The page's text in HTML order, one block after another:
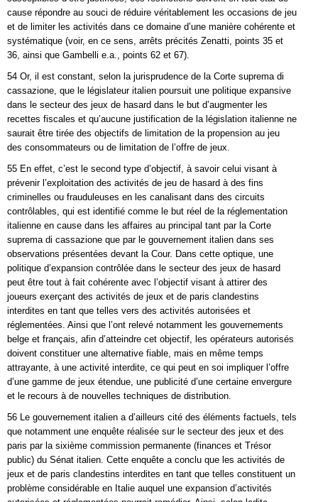
cause répondre au souci de réduire véritablement les occasions de jeu
et de limiter les activités dans ce domaine d’une manière cohérente et
systématique (voir, en ce sens, arrêts précités Zenatti, points 35 et
36, ainsi que Gambelli e.a., points 62 et 67).
54 Or, il est constant, selon la jurisprudence de la Corte suprema di
cassazione, que le législateur italien poursuit une politique expansive
dans le secteur des jeux de hasard dans le but d’augmenter les
recettes fiscales et qu’aucune justification de la législation italienne ne
saurait être tirée des objectifs de limitation de la propension au jeu
des consommateurs ou de limitation de l’offre de jeux.
55 En effet, c’est le second type d’objectif, à savoir celui visant à
prévenir l’exploitation des activités de jeu de hasard à des fins
criminelles ou frauduleuses en les canalisant dans des circuits
contrôlables, qui est identifié comme le but réel de la réglementation
italienne en cause dans les affaires au principal tant par la Corte
suprema di cassazione que par le gouvernement italien dans ses
observations présentées devant la Cour. Dans cette optique, une
politique d’expansion contrôlée dans le secteur des jeux de hasard
peut être tout à fait cohérente avec l’objectif visant à attirer des
joueurs exerçant des activités de jeux et de paris clandestins
interdites en tant que telles vers des activités autorisées et
réglementées. Ainsi que l’ont relevé notamment les gouvernements
belge et français, afin d’atteindre cet objectif, les opérateurs autorisés
doivent constituer une alternative fiable, mais en même temps
attrayante, à une activité interdite, ce qui peut en soi impliquer l’offre
d’une gamme de jeux étendue, une publicité d’une certaine envergure
et le recours à de nouvelles techniques de distribution.
56 Le gouvernement italien a d’ailleurs cité des éléments factuels, tels
que notamment une enquête réalisée sur le secteur des jeux et des
paris par la sixième commission permanente (finances et Trésor
public) du Sénat italien. Cette enquête a conclu que les activités de
jeux et de paris clandestins interdites en tant que telles constituent un
problème considérable en Italie auquel une expansion d’activités